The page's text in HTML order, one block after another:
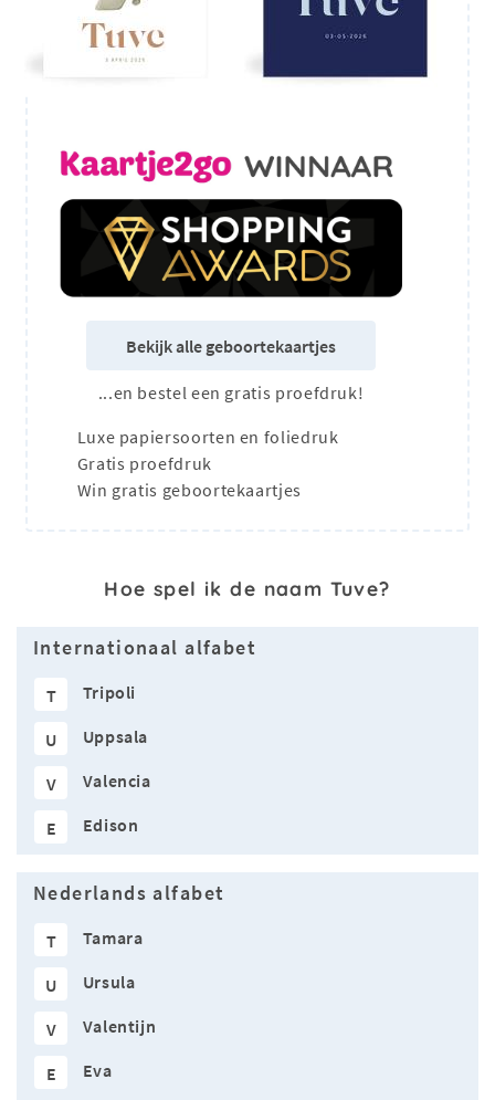
Bekijk alle geboortekaartjes
...en bestel een gratis proefdruk!
Luxe papiersoorten en foliedruk
Gratis proefdruk
Win gratis geboortekaartjes
Hoe spel ik de naam Tuve?
Internationaal alfabet
T Tripoli
U Uppsala
V Valencia
E Edison
Nederlands alfabet
T Tamara
U Ursula
V Valentijn
E Eva